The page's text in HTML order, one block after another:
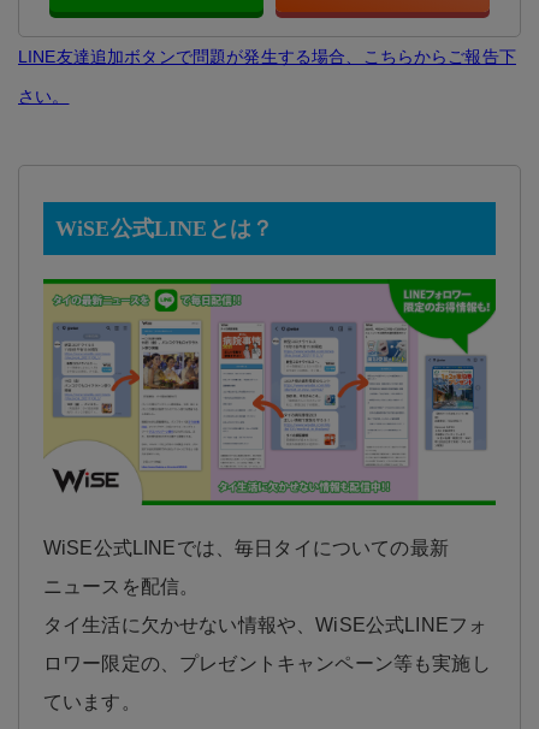
LINE友達追加ボタンで問題が発生する場合、こちらからご報告下
さい。
WiSE公式LINEとは？
WiSE公式LINEでは、毎日タイについての最新
ニュースを配信。
タイ生活に欠かせない情報や、WiSE公式LINEフォ
ロワー限定の、プレゼントキャンペーン等も実施し
ています。